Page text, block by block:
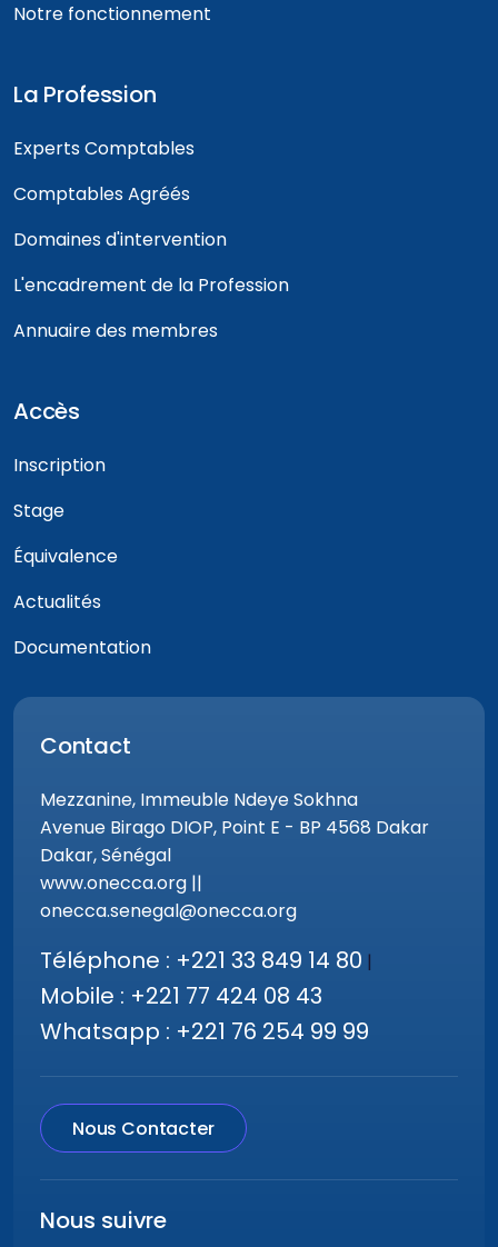
Notre fonctionnement
La Profession
Experts Comptables
Comptables Agréés
Domaines d'intervention
L'encadrement de la Profession
Annuaire des membres
Accès
Inscription
Stage
Équivalence
Actualités
Documentation
Contact
Mezzanine, Immeuble Ndeye Sokhna
Avenue Birago DIOP, Point E - BP 4568 Dakar
Dakar, Sénégal
www.onecca.org ||
onecca.senegal@onecca.org
Téléphone : +221 33 849 14 80 |
Mobile : +221 77 424 08 43
Whatsapp : +221 76 254 99 99
Nous Contacter
Nous suivre